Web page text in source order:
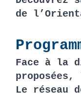
de
Face à la
Le réseau